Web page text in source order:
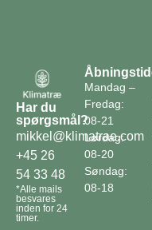
Har du
spørgsmål?
mikkel@klimatrae.com
+45 26
54 33 48
*Alle mails
besvares
inden for 24
timer.
Mandag –
Fredag:
08-21
Lørdag:
08-20
Søndag:
08-18